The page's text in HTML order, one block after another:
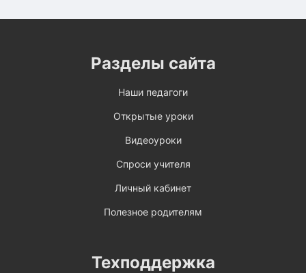
Разделы сайта
Наши педагоги
Открытые уроки
Видеоуроки
Спроси учителя
Личный кабинет
Полезное родителям
Техподдержка